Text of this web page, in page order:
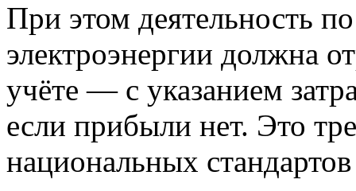
При этом деятельность
электроэнергии должна
учёте — с указанием
если прибыли нет. Это
национальных